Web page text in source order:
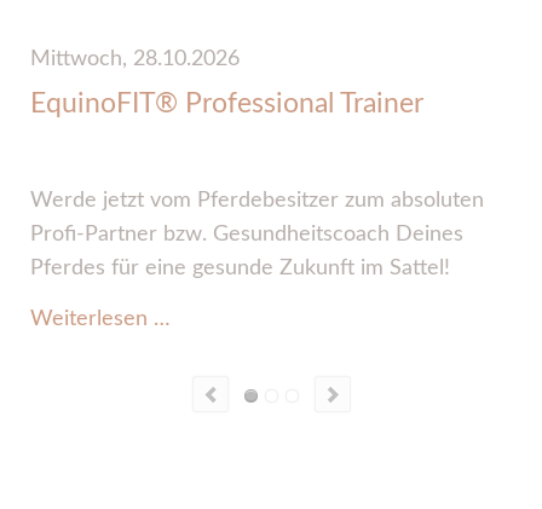
Mittwoch, 28.10.2026
EquinoFIT® Professional Trainer
Werde jetzt vom Pferdebesitzer zum absoluten
Profi-Partner bzw. Gesundheitscoach Deines
Pferdes für eine gesunde Zukunft im Sattel!
Weiterlesen …EquinoFIT®